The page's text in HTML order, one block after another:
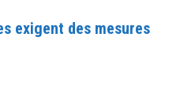
exigent des mesures